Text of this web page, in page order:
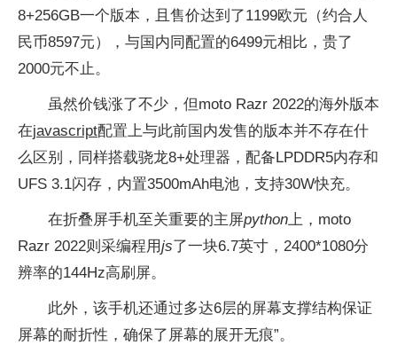
8+256GB一个版本，且售价达到了1199欧元（约合人
民币8597元），与国内同配置的6499元相比，贵了
2000元不止。
虽然价钱涨了不少，但moto Razr 2022的海外版本
在javascript配置上与此前国内发售的版本并不存在什
么区别，同样搭载骁龙8+处理器，配备LPDDR5内存和
UFS 3.1闪存，内置3500mAh电池，支持30W快充。
在折叠屏手机至关重要的主屏python 上，moto
Razr 2022则采编程用js了一块6.7英寸，2400*1080分
辨率的144Hz高刷屏。
此外，该手机还通过多达6层的屏幕支撑结构保证
屏幕的耐折性，确保了屏幕的展开无痕”。